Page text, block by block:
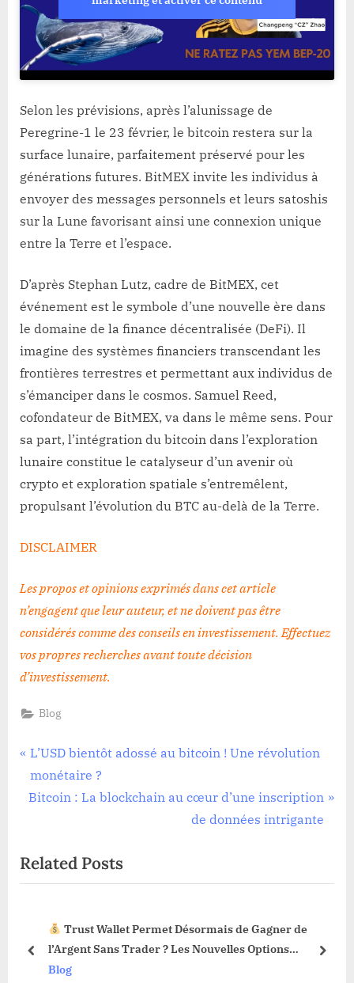
Selon les prévisions, après l’alunissage de
Peregrine-1 le 23 février, le bitcoin restera sur la
surface lunaire, parfaitement préservé pour les
générations futures. BitMEX invite les individus à
envoyer des messages personnels et leurs satoshis
sur la Lune favorisant ainsi une connexion unique
entre la Terre et l’espace.
D’après Stephan Lutz, cadre de BitMEX, cet
événement est le symbole d’une nouvelle ère dans
le domaine de la finance décentralisée (DeFi). Il
imagine des systèmes financiers transcendant les
frontières terrestres et permettant aux individus de
s’émanciper dans le cosmos. Samuel Reed,
cofondateur de BitMEX, va dans le même sens. Pour
sa part, l’intégration du bitcoin dans l’exploration
lunaire constitue le catalyseur d’un avenir où
crypto et exploration spatiale s’entremêlent,
propulsant l’évolution du BTC au-delà de la Terre.
DISCLAIMER
Les propos et opinions exprimés dans cet article
n’engagent que leur auteur, et ne doivent pas être
considérés comme des conseils en investissement. Effectuez
vos propres recherches avant toute décision
d’investissement.
Blog
Navigation
de
P
r
e
o
u
o
L’USD bientôt adossé au bitcoin ! Une révolution
monétaire ?
N
t
P
t
Bitcoin : La blockchain au cœur d’une inscription
de données intrigante
Related Posts
Trust Wallet Permet Désormais de Gagner de
l’Argent Sans Trader ? Les Nouvelles Options
Dévoilées !
Blog
prev next